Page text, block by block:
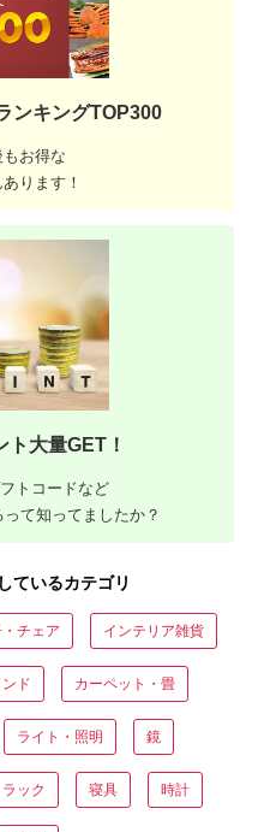
ンキングTOP300
お得な
ります！
大量GET！
トコードなど
て知ってましたか？
ているカテゴリ
チェア インテリア雑貨
ド カーペット・畳
ライト・照明 鏡
ック 寝具 時計